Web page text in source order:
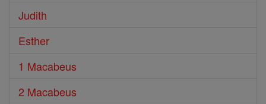
Judith
Esther
1 Macabeus
2 Macabeus